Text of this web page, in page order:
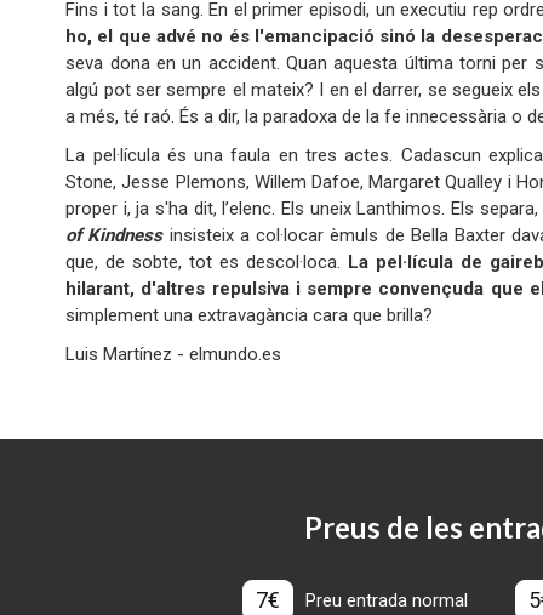
Fins i tot la sang. En el primer episodi, un executiu rep
ho, el que advé no és l'emancipació sinó la
seva dona en un accident. Quan aquesta última torni
algú pot ser sempre el mateix? I en el darrer, se segueix
a més, té raó. És a dir, la paradoxa de la fe innecessària o
La pel·lícula és una faula en tres actes. Cadascun
Stone, Jesse Plemons, Willem Dafoe, Margaret Qualley i
proper i, ja s'ha dit, l’elenc. Els uneix Lanthimos. Els
of Kindness insisteix a col·locar èmuls de Bella Baxter
que, de sobte, tot es descol·loca. La pel·lícula de
hilarant, d'altres repulsiva i sempre convençuda que
simplement una extravagància cara que brilla?
Luis Martínez - elmundo.es
Preus de les
7€ Preu entrada normal